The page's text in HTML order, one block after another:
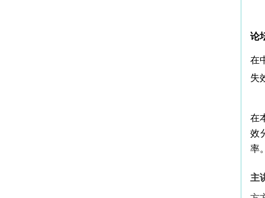
论
在
失
在
效
率
主